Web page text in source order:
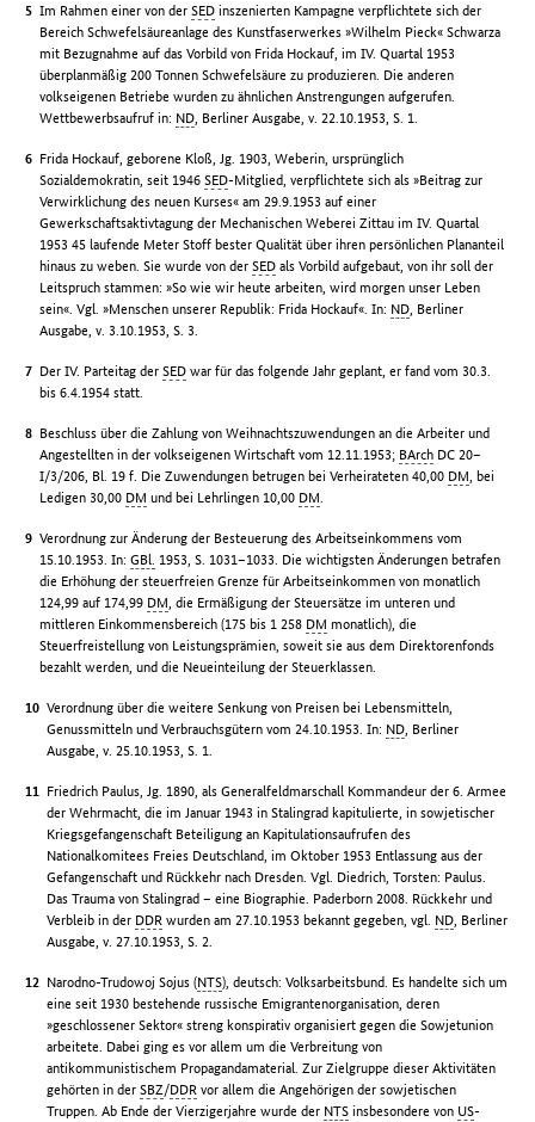
Im Rahmen einer von derSED inszenierten Kampagne verpflichtete sich der
Bereich Schwefelsäureanlage des Kunstfaserwerkes »Wilhelm Pieck« Schwarza
mit Bezugnahme auf das Vorbild von Frida Hockauf, im IV. Quartal 1953
überplanmäßig 200 Tonnen Schwefelsäure zu produzieren. Die anderen
volkseigenen Betriebe wurden zu ähnlichen Anstrengungen aufgerufen.
Wettbewerbsaufruf in: ND, Berliner Ausgabe, v. 22.10.1953, S. 1.
Frida Hockauf, geborene Kloß, Jg. 1903, Weberin, ursprünglich
Sozialdemokratin, seit 1946SED-Mitglied, verpflichtete sich als »Beitrag zur
Verwirklichung des neuen Kurses« am 29.9.1953 auf einer
Gewerkschaftsaktivtagung der Mechanischen Weberei Zittau im IV. Quartal
1953 45 laufende Meter Stoff bester Qualität über ihren persönlichen Plananteil
hinaus zu weben. Sie wurde von derSED als Vorbild aufgebaut, von ihr soll der
Leitspruch stammen: »So wie wir heute arbeiten, wird morgen unser Leben
sein«. Vgl. »Menschen unserer Republik: Frida Hockauf«. In: ND, Berliner
Ausgabe, v. 3.10.1953, S. 3.
Der IV. Parteitag derSED war für das folgende Jahr geplant, er fand vom 30.3.
bis 6.4.1954 statt.
Beschluss über die Zahlung von Weihnachtszuwendungen an die Arbeiter und
Angestellten in der volkseigenen Wirtschaft vom 12.11.1953; BArch DC 20–
I/3/206, Bl. 19 f. Die Zuwendungen betrugen bei Verheirateten 40,00 DM, bei
Ledigen 30,00 DM und bei Lehrlingen 10,00 DM.
Verordnung zur Änderung der Besteuerung des Arbeitseinkommens vom
15.10.1953. In:GBl. 1953, S. 1031–1033. Die wichtigsten Änderungen betrafen
die Erhöhung der steuerfreien Grenze für Arbeitseinkommen von monatlich
124,99 auf 174,99 DM, die Ermäßigung der Steuersätze im unteren und
mittleren Einkommensbereich (175 bis 1 258 DM monatlich), die
Steuerfreistellung von Leistungsprämien, soweit sie aus dem Direktorenfonds
bezahlt werden, und die Neueinteilung der Steuerklassen.
Verordnung über die weitere Senkung von Preisen bei Lebensmitteln,
Genussmitteln und Verbrauchsgütern vom 24.10.1953. In: ND, Berliner
Ausgabe, v. 25.10.1953, S. 1.
Friedrich Paulus, Jg. 1890, als Generalfeldmarschall Kommandeur der 6. Armee
der Wehrmacht, die im Januar 1943 in Stalingrad kapitulierte, in sowjetischer
Kriegsgefangenschaft Beteiligung an Kapitulationsaufrufen des
Nationalkomitees Freies Deutschland, im Oktober 1953 Entlassung aus der
Gefangenschaft und Rückkehr nach Dresden. Vgl. Diedrich, Torsten: Paulus.
Das Trauma von Stalingrad – eine Biographie. Paderborn 2008. Rückkehr und
Verbleib in der DDR wurden am 27.10.1953 bekannt gegeben, vgl. ND, Berliner
Ausgabe, v. 27.10.1953, S. 2.
Narodno-Trudowoj Sojus (NTS), deutsch: Volksarbeitsbund. Es handelte sich um
eine seit 1930 bestehende russische Emigrantenorganisation, deren
»geschlossener Sektor« streng konspirativ organisiert gegen die Sowjetunion
arbeitete. Dabei ging es vor allem um die Verbreitung von
antikommunistischem Propagandamaterial. Zur Zielgruppe dieser Aktivitäten
gehörten in derSBZ/DDR vor allem die Angehörigen der sowjetischen
Truppen. Ab Ende der Vierzigerjahre wurde der NTS insbesondere von US-